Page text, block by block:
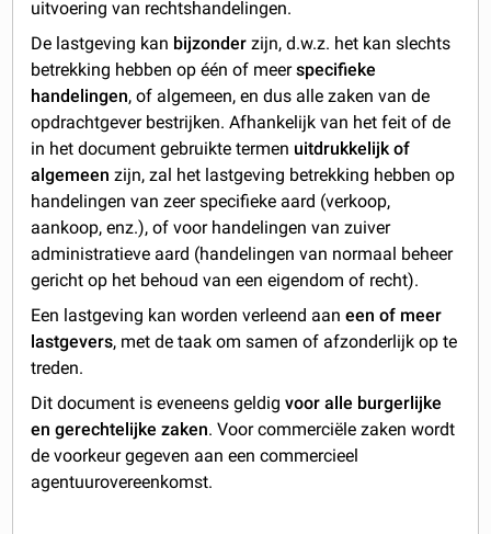
uitvoering van rechtshandelingen.
De lastgeving kan bijzonder zijn, d.w.z. het kan slechts
betrekking hebben op één of meerspecifieke
handelingen, of algemeen, en dus alle zaken van de
opdrachtgever bestrijken. Afhankelijk van het feit of de
in het document gebruikte termen uitdrukkelijk of
algemeen zijn, zal het lastgeving betrekking hebben op
handelingen van zeer specifieke aard (verkoop,
aankoop, enz.), of voor handelingen van zuiver
administratieve aard (handelingen van normaal beheer
gericht op het behoud van een eigendom of recht).
Een lastgeving kan worden verleend aaneen of meer
lastgevers, met de taak om samen of afzonderlijk op te
treden.
Dit document is eveneens geldigvoor alle burgerlijke
en gerechtelijke zaken. Voor commerciële zaken wordt
de voorkeur gegeven aan een commercieel
agentuurovereenkomst.